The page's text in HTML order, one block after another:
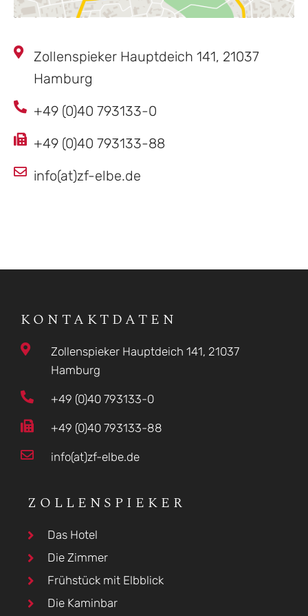
Zollenspieker Hauptdeich 141, 21037
Hamburg
+49 (0)40 793133-0
+49 (0)40 793133-88
info(at)zf-elbe.de
KONTAKTDATEN
Zollenspieker Hauptdeich 141, 21037
Hamburg
+49 (0)40 793133-0
+49 (0)40 793133-88
info(at)zf-elbe.de
ZOLLENSPIEKER
Das Hotel
Die Zimmer
Frühstück mit Elbblick
Die Kaminbar